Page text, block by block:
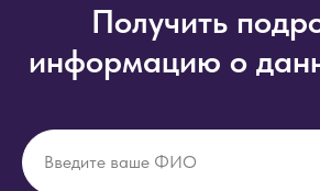
Получить
информацию о
Введите ваше ФИО